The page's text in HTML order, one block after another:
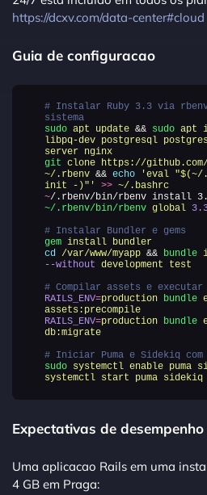
https://dcxv.com/data-center#cloud
Guia de configuracao
# Instalar Ruby 3.3 via rbenv
sistema
sudo apt update && sudo apt
libpq-dev postgresql
server nginx
git clone https://
~/.rbenv && echo 'eval "$(~/
init -)" ' >> ~/.bashrc
~/.rbenv/bin/rbenv install
~/.rbenv/bin/rbenv global
# Instalar Bundler e gems
gem install bundler
cd
/var/www/myapp && bundle
--without development test
# Compilar assets e executar
RAILS_ENV=production bundle
assets:precompile
RAILS_ENV=production bundle
db:migrate
# Iniciar Puma e Sidekiq com
sudo systemctl enable puma
systemctl start puma sidekiq
Expectativas de desempenho
Uma aplicacao Rails em uma
4 GB em Praga: